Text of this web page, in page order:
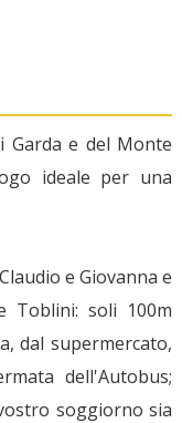
Garda e del Monte
ideale per una
e Giovanna e
Toblini: soli 100m
dal supermercato,
dell'Autobus;
soggiorno sia